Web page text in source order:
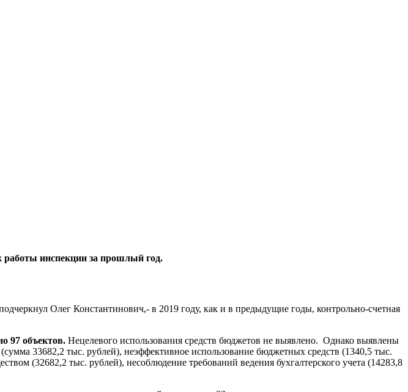
работы инспекции за прошлый год.
Олег Константинович,- в 2019 году, как и в предыдущие годы, контрольно-счетная
97 объектов. Нецелевого использования средств бюджетов не выявлено. Однако выявлены
33682,2 тыс. рублей), неэффективное использование бюджетных средств (1340,5 тыс.
(32682,2 тыс. рублей), несоблюдение требований ведения бухгалтерского учета (14283,8